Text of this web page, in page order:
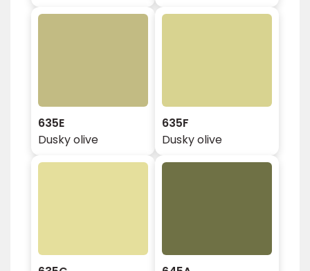
635E
Dusky olive
635F
Dusky olive